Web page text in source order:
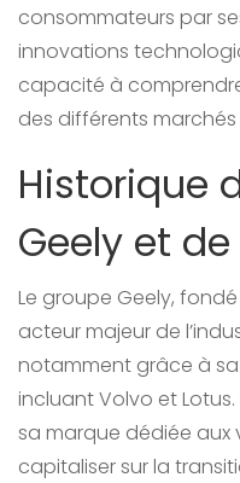
consommateurs par
innovations
capacité à
des différents
Historique
Geely et
Le groupe Geely,
acteur majeur de
notamment grâce à
incluant Volvo et Lotus.
sa marque dédiée aux
capitaliser sur la